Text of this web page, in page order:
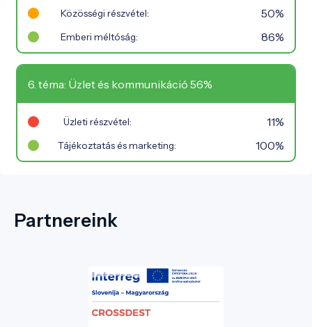
Közösségi részvétel: 50%
Emberi méltóság: 86%
6. téma: Üzlet és kommunikáció 56%
Üzleti részvétel: 11%
Tájékoztatás és marketing: 100%
Partnereink